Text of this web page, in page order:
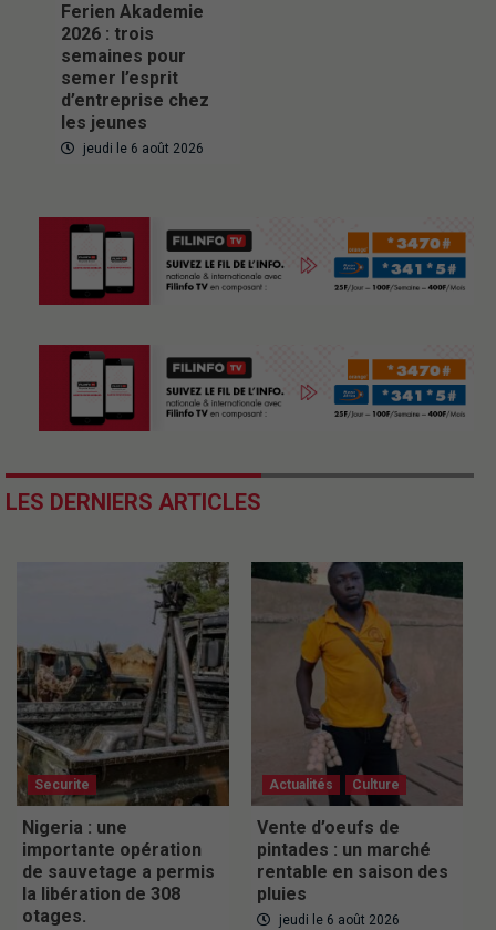
Ferien Akademie
2026 : trois
semaines pour
semer l’esprit
d’entreprise chez
les jeunes
jeudi le 6 août 2026
LES DERNIERS ARTICLES
Securite
Nigeria : une
importante opération
de sauvetage a permis
la libération de 308
otages.
Actualités Culture
Vente d’oeufs de
pintades : un marché
rentable en saison des
pluies
jeudi le 6 août 2026